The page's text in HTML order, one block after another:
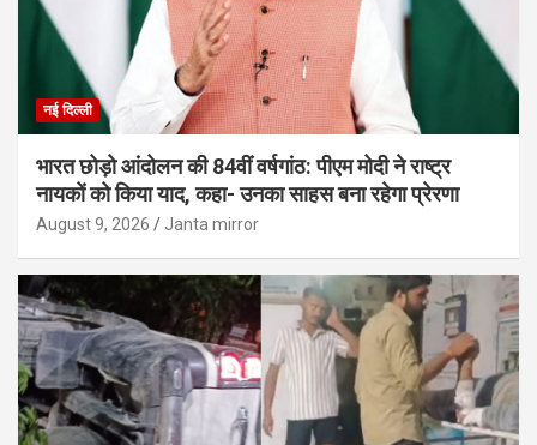
नई दिल्ली
भारत छोड़ो आंदोलन की 84वीं वर्षगांठ: पीएम मोदी ने राष्ट्र
नायकों को किया याद, कहा- उनका साहस बना रहेगा प्रेरणा
August 9, 2026 Janta mirror